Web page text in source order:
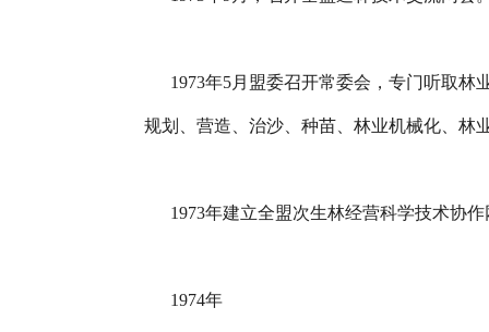
1973年5月盟委召开常委会，专门听取林
规划、营造、治沙、种苗、林业机械化、林
1973年建立全盟次生林经营科学技术协作
1974年